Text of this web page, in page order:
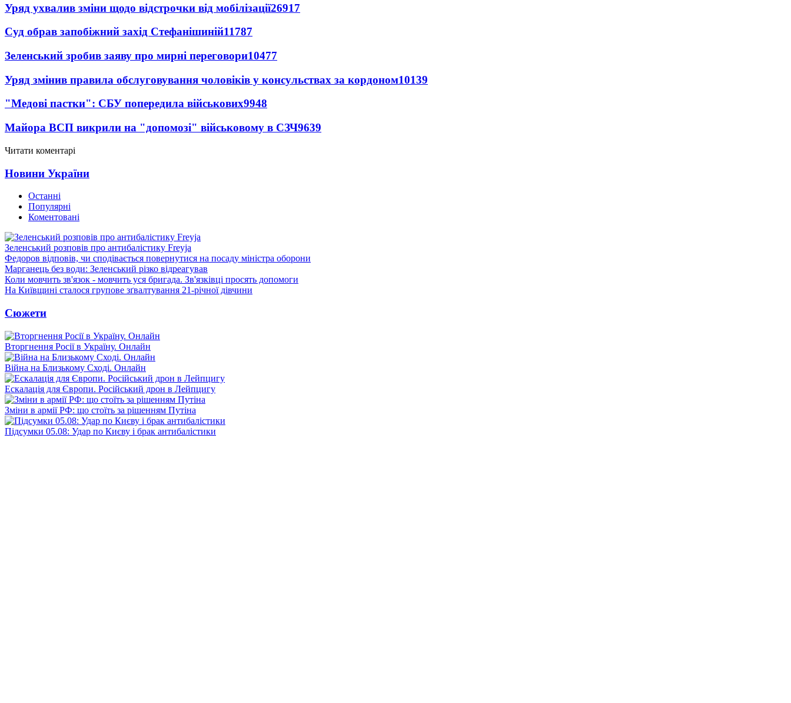
Уряд ухвалив зміни щодо відстрочки від мобілізації26917
Суд обрав запобіжний захід Стефанішиній11787
Зеленський зробив заяву про мирні переговори10477
Уряд змінив правила обслуговування чоловіків у консульствах за кордоном10139
"Медові пастки": СБУ попередила військових9948
Майора ВСП викрили на "допомозі" військовому в СЗЧ9639
Читати коментарі
Новини України
Останні
Популярні
Коментовані
Зеленський розповів про антибалістику Freyja
Федоров відповів, чи сподівається повернутися на посаду міністра оборони
Марганець без води: Зеленський різко відреагував
Коли мовчить зв'язок - мовчить уся бригада. Зв'язківці просять допомоги
На Київщині сталося групове зґвалтування 21-річної дівчини
Сюжети
Вторгнення Росії в Україну. Онлайн
Війна на Близькому Сході. Онлайн
Ескалація для Європи. Російський дрон в Лейпцигу
Зміни в армії РФ: що стоїть за рішенням Путіна
Підсумки 05.08: Удар по Києву і брак антибалістики